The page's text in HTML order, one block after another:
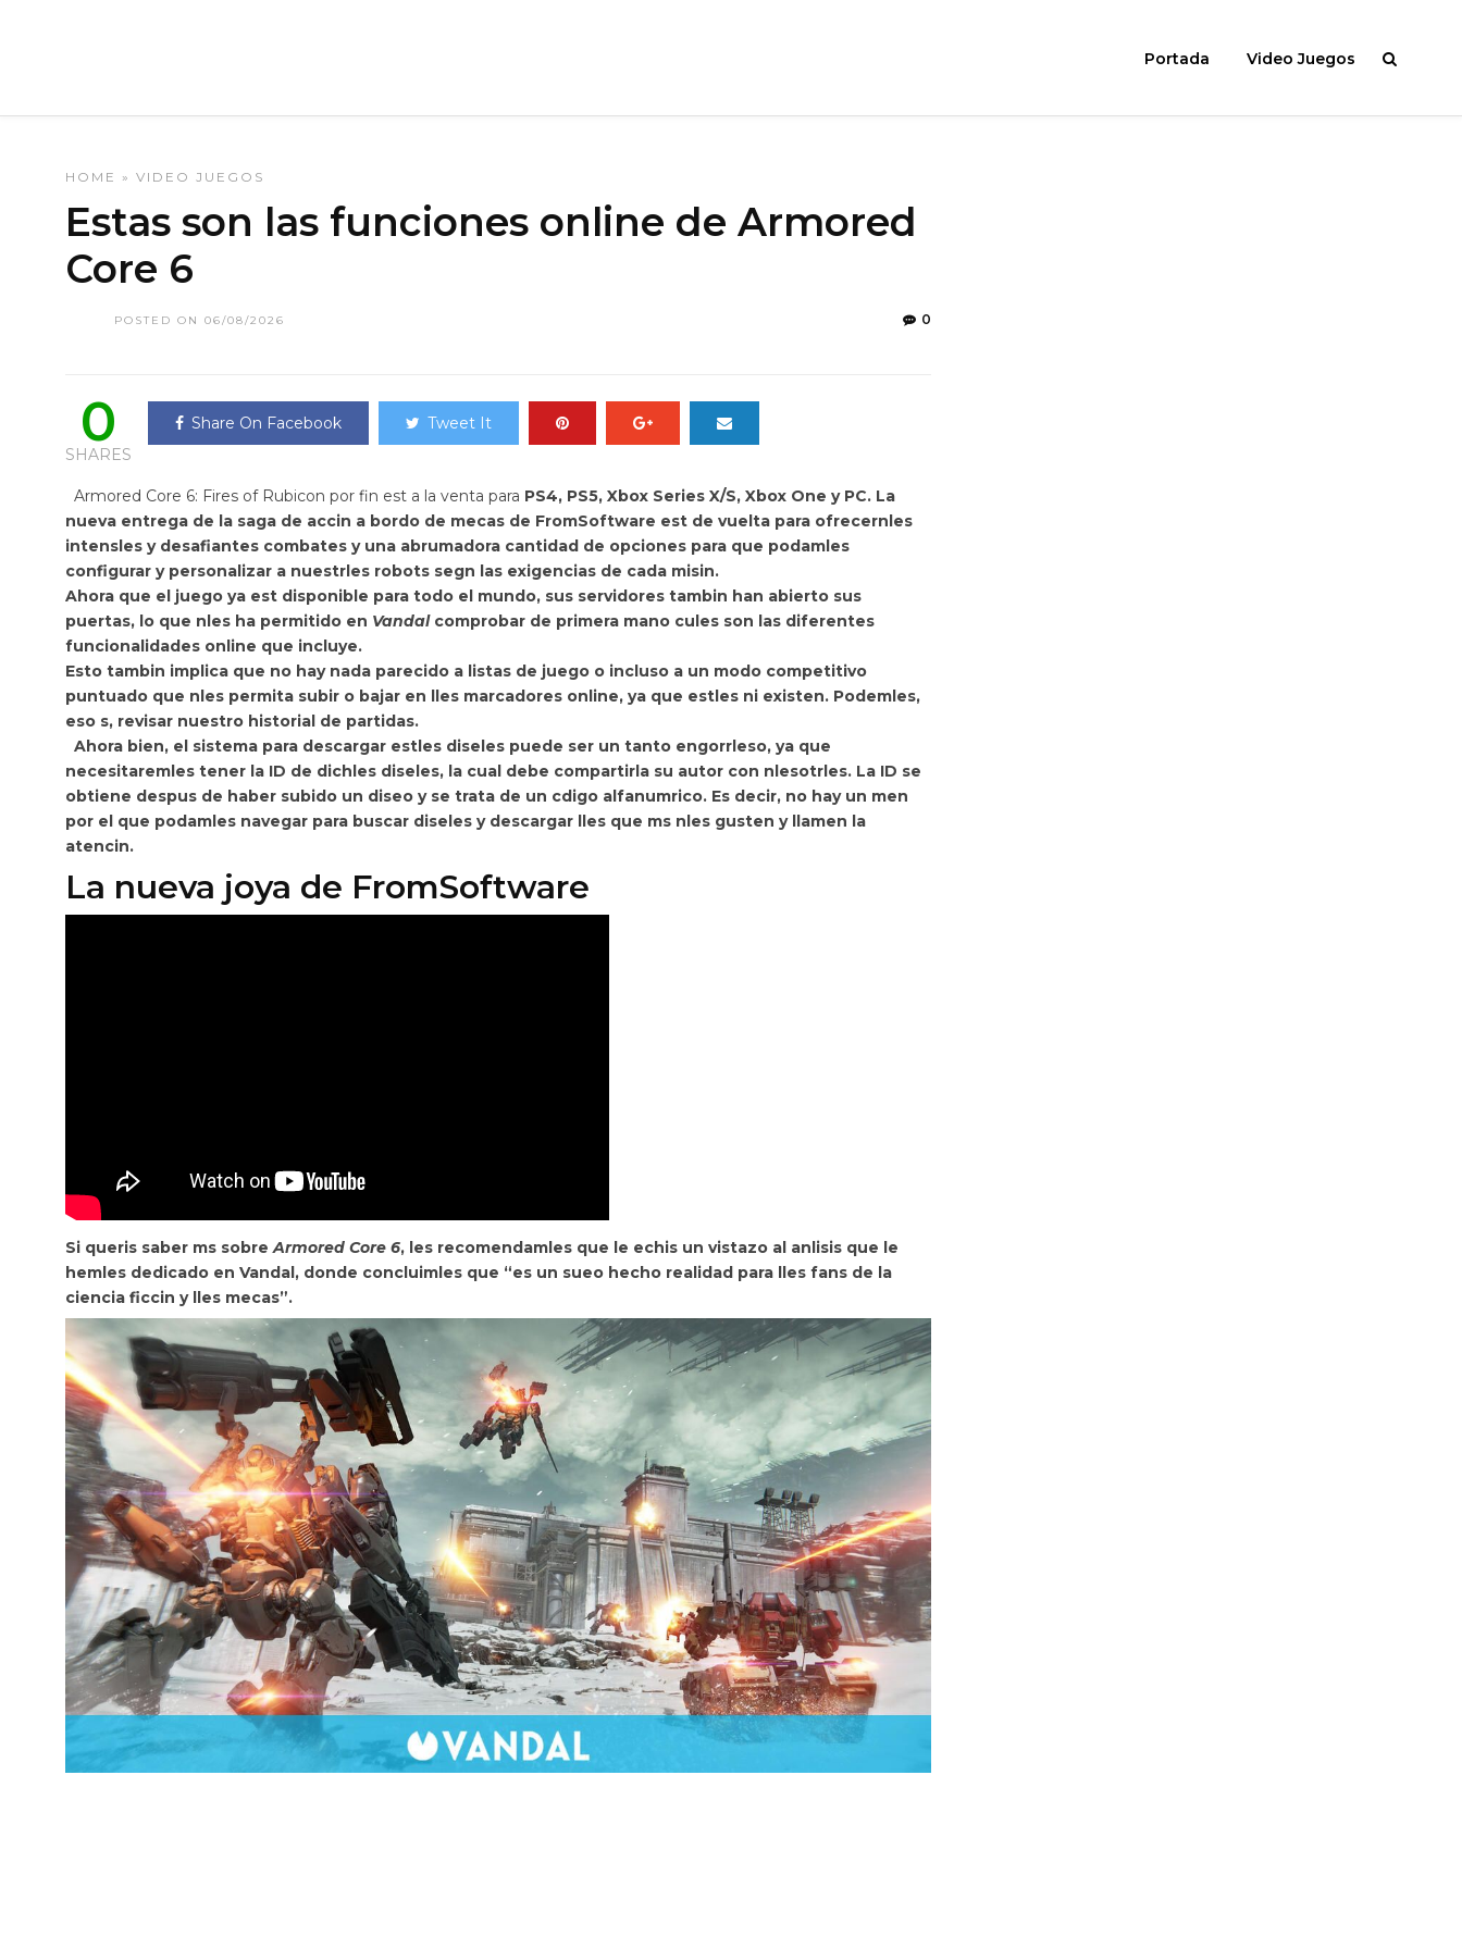
Portada Video Juegos
HOME » VIDEO JUEGOS
Estas son las funciones online de Armored
Core 6
POSTED ON 06/08/2026 0
0
SHARES
Share On Facebook Tweet It
Armored Core 6: Fires of Rubicon por fin est a la venta para PS4, PS5, Xbox Series X/S, Xbox One y PC. La
nueva entrega de la saga de accin a bordo de mecas de FromSoftware est de vuelta para ofrecernles
intensles y desafiantes combates y una abrumadora cantidad de opciones para que podamles
configurar y personalizar a nuestrles robots segn las exigencias de cada misin.
Ahora que el juego ya est disponible para todo el mundo, sus servidores tambin han abierto sus
puertas, lo que nles ha permitido en Vandalcomprobar de primera mano cules son las diferentes
funcionalidades online que incluye.
Esto tambin implica que no hay nada parecido a listas de juego o incluso a un modo competitivo
puntuado que nles permita subir o bajar en lles marcadores online, ya que estles ni existen. Podemles,
eso s, revisar nuestro historial de partidas.
Ahora bien, el sistema para descargar estles diseles puede ser un tanto engorrleso, ya que
necesitaremles tener la ID de dichles diseles, la cual debe compartirla su autor con nlesotrles. La ID se
obtiene despus de haber subido un diseo y se trata de un cdigo alfanumrico. Es decir, no hay un men
por el que podamles navegar para buscar diseles y descargar lles que ms nles gusten y llamen la
atencin.
La nueva joya de FromSoftware
Si queris saber ms sobreArmored Core 6, les recomendamles que le echis un vistazo al anlisis que le
hemles dedicado en Vandal, donde concluimles que “es un sueo hecho realidad para lles fans de la
ciencia ficcin y lles mecas”.